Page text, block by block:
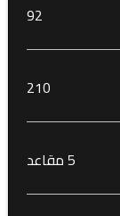
92
210
5 مقاعد